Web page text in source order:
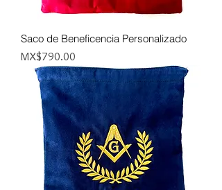
Saco de Beneficencia Personalizado
Price
MX$790.00